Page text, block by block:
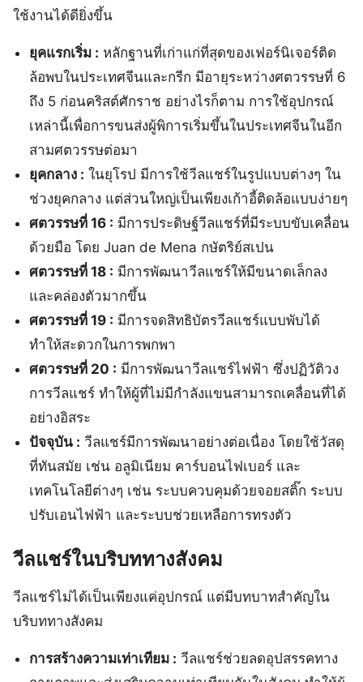
ใช้งานได้ดียิ่งขึ้น
ยุคแรกเริ่ม : หลักฐานที่เก่าแก่ที่สุดของเฟอร์นิเจอร์ติด
ล้อพบในประเทศจีนและกรีก มีอายุระหว่างศตวรรษที่ 6
ถึง 5 ก่อนคริสต์ศักราช อย่างไรก็ตาม การใช้อุปกรณ์
เหล่านี้เพื่อการขนส่งผู้พิการเริ่มขึ้นในประเทศจีนในอีก
สามศตวรรษต่อมา
ยุคกลาง : ในยุโรป มีการใช้วีลแชร์ในรูปแบบต่างๆ ใน
ช่วงยุคกลาง แต่ส่วนใหญ่เป็นเพียงเก้าอี้ติดล้อแบบง่ายๆ
ศตวรรษที่ 16 : มีการประดิษฐ์วีลแชร์ที่มีระบบขับเคลื่อน
ด้วยมือ โดย Juan de Mena กษัตริย์สเปน
ศตวรรษที่ 18 : มีการพัฒนาวีลแชร์ให้มีขนาดเล็กลง
และคล่องตัวมากขึ้น
ศตวรรษที่ 19 : มีการจดสิทธิบัตรวีลแชร์แบบพับได้
ทำให้สะดวกในการพกพา
ศตวรรษที่ 20 : มีการพัฒนาวีลแชร์ไฟฟ้า ซึ่งปฏิวัติวง
การวีลแชร์ ทำให้ผู้ที่ไม่มีกำลังแขนสามารถเคลื่อนที่ได้
อย่างอิสระ
ปัจจุบัน : วีลแชร์มีการพัฒนาอย่างต่อเนื่อง โดยใช้วัสดุ
ที่ทันสมัย เช่น อลูมิเนียม คาร์บอนไฟเบอร์ และ
เทคโนโลยีต่างๆ เช่น ระบบควบคุมด้วยจอยสติ๊ก ระบบ
ปรับเอนไฟฟ้า และระบบช่วยเหลือการทรงตัว
วีลแชร์ในบริบททางสังคม
วีลแชร์ไม่ได้เป็นเพียงแค่อุปกรณ์ แต่มีบทบาทสำคัญใน
บริบททางสังคม
การสร้างความเท่าเทียม : วีลแชร์ช่วยลดอุปสรรคทาง